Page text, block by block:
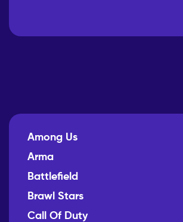
Among Us
Arma
Battlefield
Brawl Stars
Call Of Duty